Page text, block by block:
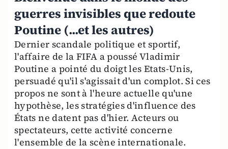
guerres invisibles que redoute
Poutine (...et les autres)
Dernier scandale politique et sportif,
l'affaire de la FIFA a poussé Vladimir
Poutine a pointé du doigt les Etats-Unis,
persuadé qu'il s'agissait d'un complot. Si ces
propos ne sont à l'heure actuelle qu'une
hypothèse, les stratégies d'influence des
États ne datent pas d'hier. Acteurs ou
spectateurs, cette activité concerne
l'ensemble de la scène internationale.